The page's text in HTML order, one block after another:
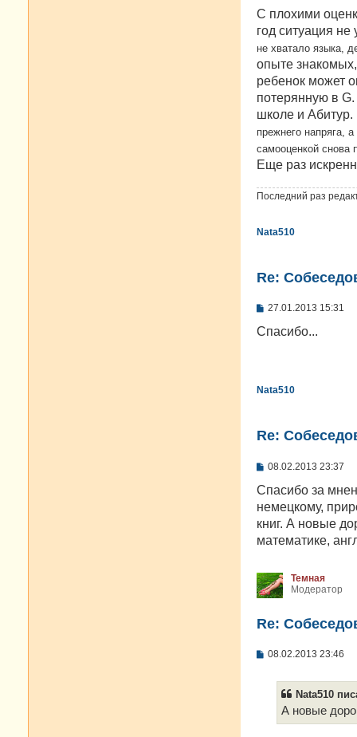
о
щ
е
и
е
С плохими
год ситуация не
не хватало языка,
опыте
ребенок может
потерянную в
школе и Абитур.
прежнего напряга,
самооценкой снова
Eще раз
Последний раз
Nata510
Re:
С
о
и
е
27.01.2013 15:31
Спасибо...
Nata510
Re:
С
о
щ
е
и
08.02.2013 23:37
Спасибо за
немецкому,
книг. А новые
математике,
Темная
Модератор
Re:
С
08.02.2013 23:46
Nata510
А новые